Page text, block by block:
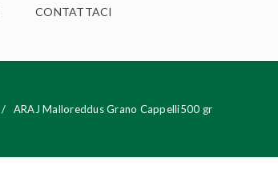
CONTATTACI
/ ARAJ Malloreddus Grano Cappelli500 gr